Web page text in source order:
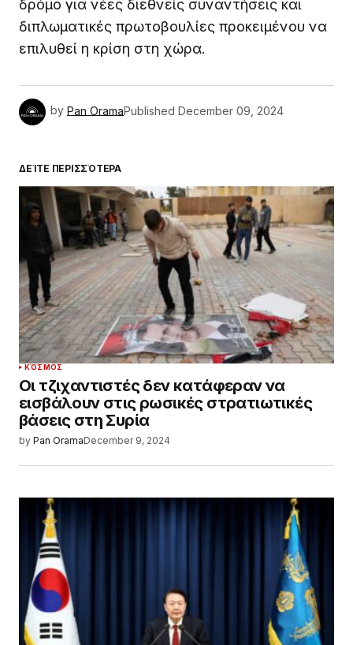
δρόμο για νέες διεθνείς συναντήσεις και
διπλωματικές πρωτοβουλίες προκειμένου να
επιλυθεί η κρίση στη χώρα.
by Pan OramaPublished December 09, 2024
ΔΕΊΤΕ ΠΕΡΙΣΣΌΤΕΡΑ
ΚΌΣΜΟΣ
Οι τζιχαντιστές δεν κατάφεραν να
εισβάλουν στις ρωσικές στρατιωτικές
βάσεις στη Συρία
by Pan OramaDecember 9, 2024